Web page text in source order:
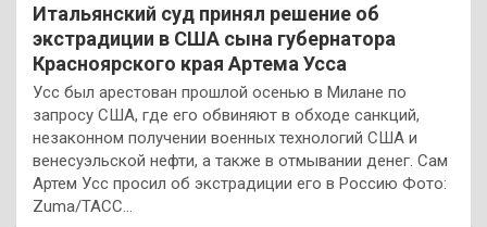
Итальянский суд принял решение об
экстрадиции в США сына губернатора
Красноярского края Артема Усса
Усс был арестован прошлой осенью в Милане по
запросу США, где его обвиняют в обходе санкций,
незаконном получении военных технологий США и
венесуэльской нефти, а также в отмывании денег. Сам
Артем Усс просил об экстрадиции его в Россию Фото:
Zuma/ТАСС…